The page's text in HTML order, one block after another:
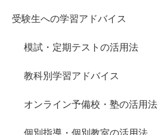
受験生への学習アドバイス
模試・定期テストの活用法
教科別学習アドバイス
オンライン予備校・塾の活用法
個別指導・個別教室の活用法